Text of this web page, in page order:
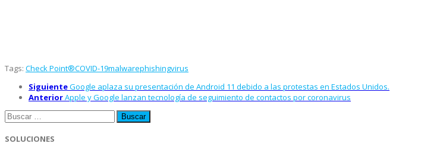
Tags: Check Point®COVID-19malwarephishingvirus
SiguienteGoogle aplaza su presentación de Android 11 debido a las protestas en Estados Unidos.
AnteriorApple y Google lanzan tecnología de seguimiento de contactos por coronavirus
Buscar:
SOLUCIONES